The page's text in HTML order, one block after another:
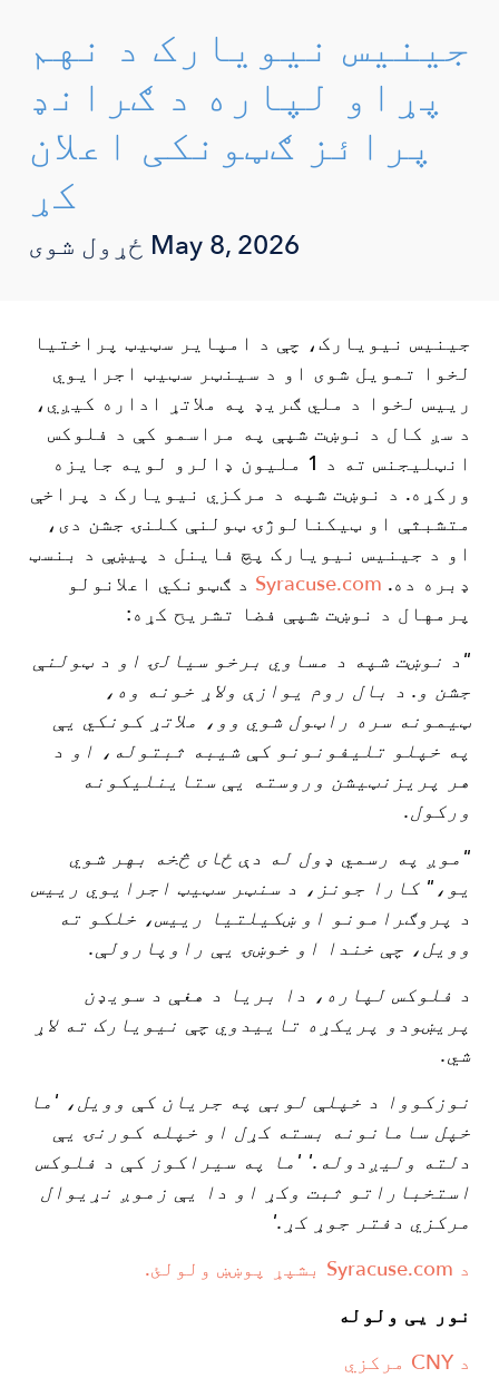
جینیس نیویارک د نهم
پړاو لپاره د ګرانډ
پرائز ګټونکی اعلان
کړ
ځړول شوی May 8, 2026
جینیس نیویارک، چې د امپایر سټیټ پراختیا
لخوا تمویل شوی او د سینټر سټیټ اجرایوي
رییس لخوا د ملي ګریډ په ملاتړ اداره کیږي،
د سږ کال د نوښت شپې په مراسمو کې د فلوکس
انټلیجنس ته د 1 ملیون ډالرو لویه جایزه
ورکړه. د نوښت شپه د مرکزي نیویارک د پراخې
متشبثې او ټیکنالوژۍ ټولنې کلنۍ جشن دی،
او د جینیس نیویارک پچ فاینل د پیښې د بنسټ
ډبره ده. Syracuse.com د ګټونکي اعلانولو
پرمهال د نوښت شپې فضا تشریح کړه:
"د نوښت شپه د مساوي برخو سیالۍ او د ټولنې
جشن و. د بال روم یوازې ولاړ خونه وه،
ټیمونه سره راټول شوي وو، ملاتړ کونکي یې
په خپلو تلیفونونو کې شیبه ثبتوله، او د
هر پریزنټیشن وروسته یې ستاینلیکونه
ورکول.
"موږ په رسمي ډول له دې ځای څخه بهر شوي
یو،" کارا جونز، د سنټر سټیټ اجرایوي رییس
د پروګرامونو او ښکیلتیا رییس، خلکو ته
وویل، چې خندا او خوښۍ یې راوپارولې.
د فلوکس لپاره، دا بریا د هغې د سویډن
پریښودو پریکړه تاییدوي چې نیویارک ته لاړ
شي.
نوزکووا د خپلې لوبې په جریان کې وویل، 'ما
خپل سامانونه بسته کړل او خپله کورنۍ یې
دلته ولیږدوله.' 'ما په سیراکوز کې د فلوکس
استخباراتو ثبت وکړ او دا یې زموږ نړیوال
مرکزي دفتر جوړ کړ.'
د Syracuse.com بشپړ پوښښ ولولئ.
نور یی ولوله
د CNY مرکزي